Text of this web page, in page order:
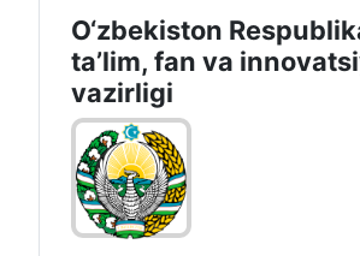
O‘zbekiston
taʼlim, fan va
vazirligi